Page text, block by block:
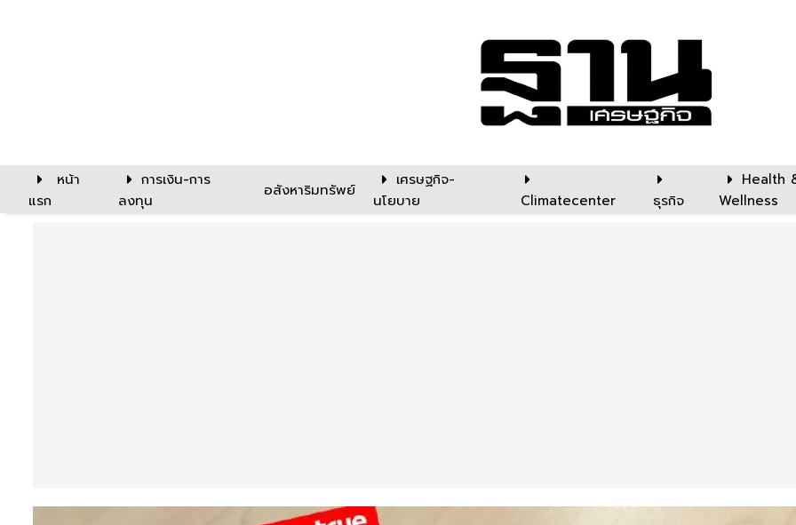
หน้า
แรก
การเงิน-การ
ลงทุน
อสังหาริมทรัพย์
เศรษฐกิจ-
นโยบาย
Climatecenter ธุรกิจ
Health
Wellness